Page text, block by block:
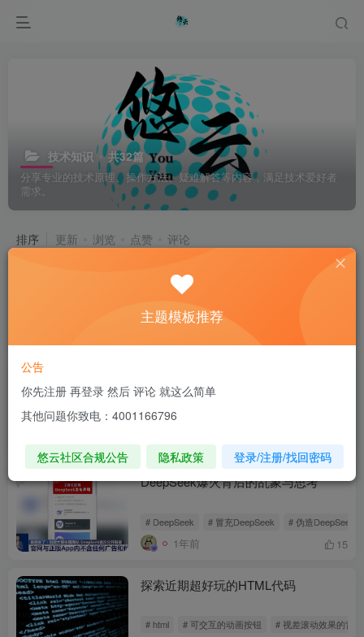
技术知识 共32篇
分享专业的技术原理、操作方法、疑难解答等内容，满足技术爱好者
需求。
排序 更新 浏览 点赞 评论
OpenAI CEO山姆·奥特曼称GPT-5将超
越人类智力
# OpenAI # Al
头的反思
# DeepSeek
DeepSeek爆火背后的乱象与思考
# DeepSeek # 冒充DeepSeek # 伪造DeepSeek
1年前 15
探索近期超好玩的HTML代码
# html # 可交互的动画按钮 # 视差滚动效果的背景
主题模板推荐
公告
你先注册 再登录 然后 评论 就这么简单
其他问题你致电：4001166796
悠云社区合规公告 隐私政策 登录/注册/找回密码